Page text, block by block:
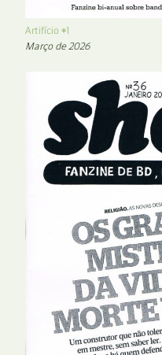
Artifício #1
Março de 2026